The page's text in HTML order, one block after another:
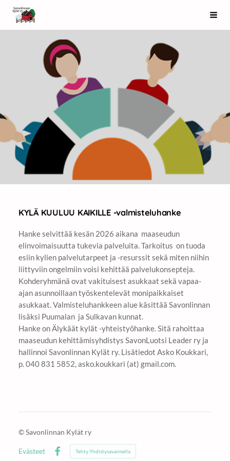
Siirry
sivun
Savonlinnan Kylät ry
KYLÄ KUULUU KAIKILLE -valmisteluhanke
Hanke selvittää kesän 2026 aikana maaseudun
elinvoimaisuutta tukevia palveluita. Tarkoitus on tuoda
esiin kylien palvelutarpeet ja -resurssit sekä miten niihin
liittyviin ongelmiin voisi kehittää palvelukonsepteja.
Kohderyhmänä ovat vakituisest asukkaat sekä vapaa-
ajan asunnoillaan työskentelevät monipaikkaiset
asukkaat. Valmisteluhankkeen alue käsittää Savonlinnan
lisäksi Puumalan ja Sulkavan kunnat.
Hanke on Älykäät kylät -yhteistyöhanke. Sitä rahoittaa
maaseudun kehittämisyhdistys SavonLuotsi Leader ry ja
hallinnoi Savonlinnan Kylät ry. Lisätiedot Asko Koukkari,
p. 040 831 5852, asko.koukkari (at) gmail.com.
©Savonlinnan Kylät ry
Evästeet
Tehty Yhdistysavaimella